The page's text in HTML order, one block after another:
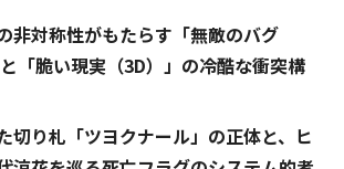
非対称性がもたらす「無敵のバグ
と「脆い現実（3D）」の冷酷な衝突構
切り札「ツヨクナール」の正体と、ヒ